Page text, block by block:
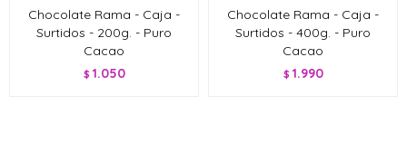
Chocolate Rama - Caja -
Surtidos - 200g. - Puro
Cacao
$ 1.050
Chocolate Rama - Caja -
Surtidos - 400g. - Puro
Cacao
$ 1.990